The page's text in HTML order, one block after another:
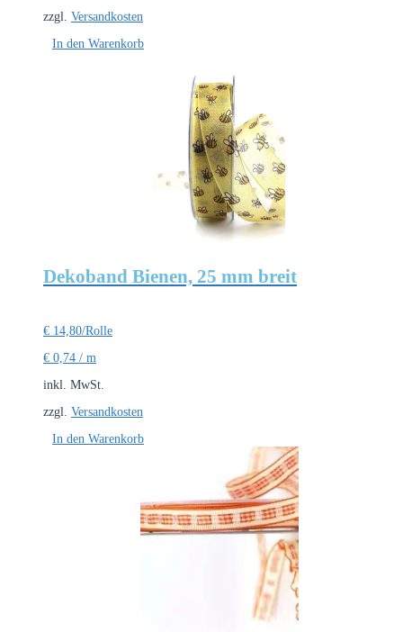
zzgl. Versandkosten
In den Warenkorb
Dekoband Bienen, 25 mm breit
€ 14,80/Rolle
€ 0,74 / m
inkl. MwSt.
zzgl. Versandkosten
In den Warenkorb